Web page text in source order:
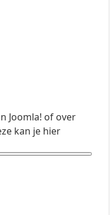
Joomla! of over
kan je hier